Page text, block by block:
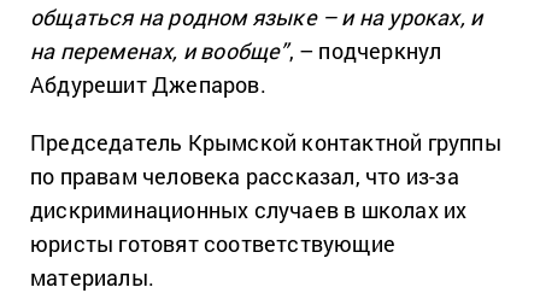
общаться на родном языке – и на уроках, и
на переменах, и вообще”, – подчеркнул
Абдурешит Джепаров.
Председатель Крымской контактной группы
по правам человека рассказал, что из-за
дискриминационных случаев в школах их
юристы готовят соответствующие
материалы.